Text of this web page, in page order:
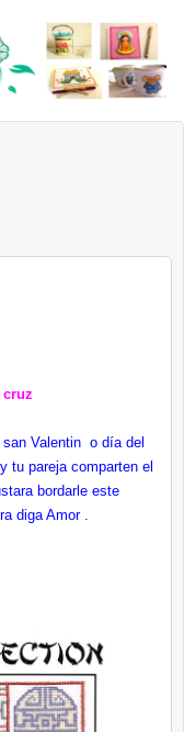
Valentin o día del
tu pareja comparten el
bordarle este
diga Amor .